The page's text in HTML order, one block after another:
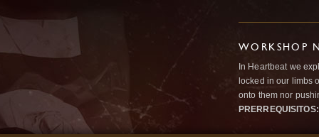
WORKSHOP
In Heartbeat we
locked in our limbs
onto them nor
PRERREQUISITOS: